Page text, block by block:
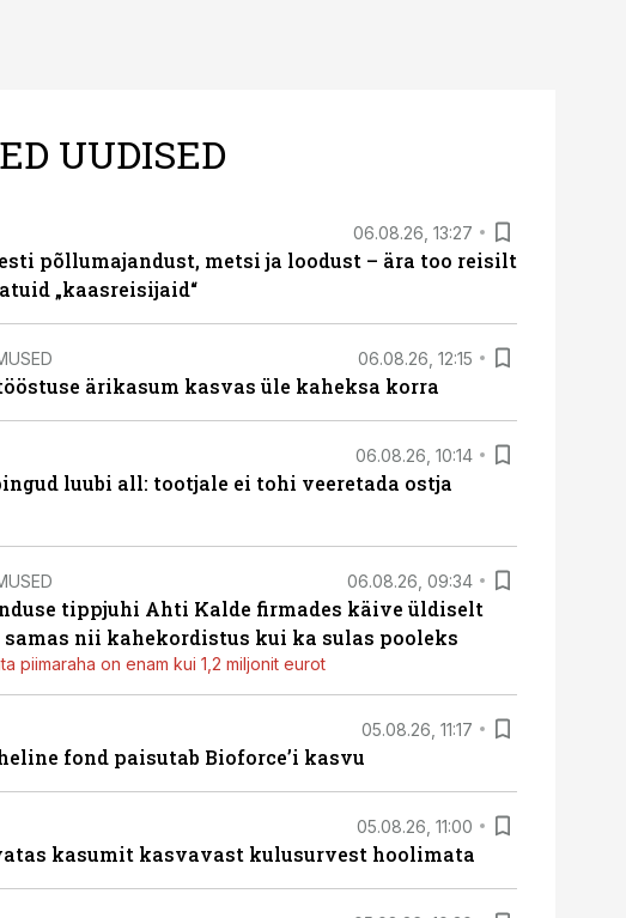
UUDISED
06.08.26, 13:27
põllumajandust, metsi ja loodust – ära too reisilt
„kaasreisijaid“
06.08.26, 12:15
ärikasum kasvas üle kaheksa korra
06.08.26, 10:14
luubi all: tootjale ei tohi veeretada ostja
06.08.26, 09:34
tippjuhi Ahti Kalde firmades käive üldiselt
nii kahekordistus kui ka sulas pooleks
piimaraha on enam kui 1,2 miljonit eurot
05.08.26, 11:17
fond paisutab Bioforce’i kasvu
05.08.26, 11:00
kasumit kasvavast kulusurvest hoolimata